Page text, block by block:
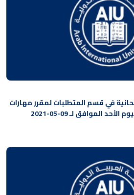
في قسم المتطلبات لمقرر مهارات